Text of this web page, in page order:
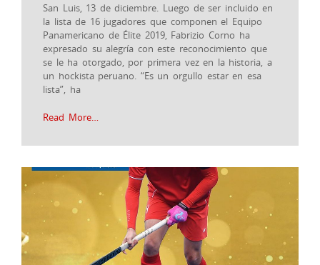
San Luis, 13 de diciembre. Luego de ser incluido en
la lista de 16 jugadores que componen el Equipo
Panamericano de Élite 2019, Fabrizio Corno ha
expresado su alegría con este reconocimiento que
se le ha otorgado, por primera vez en la historia, a
un hockista peruano. “Es un orgullo estar en esa
lista”, ha
Read More…